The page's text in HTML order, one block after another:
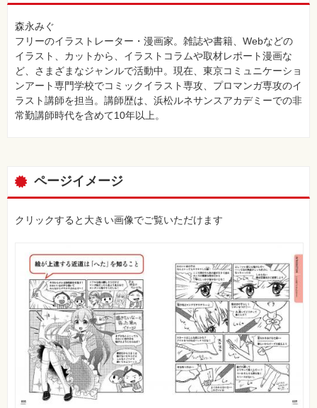
森永みぐ
フリーのイラストレーター・漫画家。雑誌や書籍、Webなどの
イラスト、カットから、イラストコラムや取材レポート漫画な
ど、さまざまなジャンルで活動中。現在、東京コミュニケーショ
ンアート専門学校でコミックイラスト専攻、プロマンガ専攻のイ
ラスト講師を担当。講師歴は、浜松ルネサンスアカデミーでの非
常勤講師時代を含めて10年以上。
ページイメージ
クリックすると大きい画像でご覧いただけます